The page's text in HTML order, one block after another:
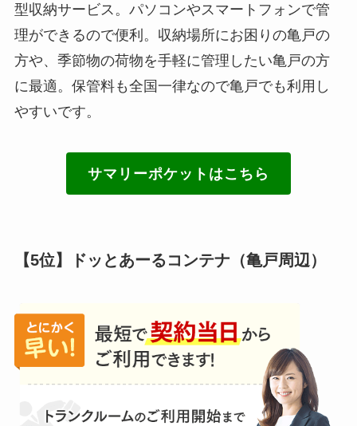
型収納サービス。パソコンやスマートフォンで管
理ができるので便利。収納場所にお困りの亀戸の
方や、季節物の荷物を手軽に管理したい亀戸の方
に最適。保管料も全国一律なので亀戸でも利用し
やすいです。
サマリーポケットはこちら
【5位】ドッとあーるコンテナ（亀戸周辺）